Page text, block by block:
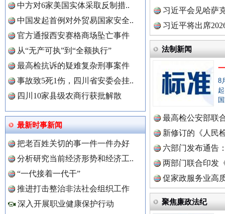
中方对6家美国实体采取反制措..
中国发起首例对外贸易国家安全..
官方通报西安赛格商场坠亡事件
从“无产可执”到“全额执行”
最高检抗诉的疑难复杂刑事案件
事故致5死1伤，四川省安委会挂..
四川10家县级农商行获批解散
最新时事新闻
把老百姓关切的事一件一件办好
分析研究当前经济形势和经济工..
“一代接着一代干”
推进打击整治非法社会组织工作
深入开展职业健康保护行动
理高级..
习近平会见哈萨
习近平将出席
球治理..
法制新闻
8
最高检公安部联
周岁未..
新修订的《人民
布
六部门发布通告
两部门联合印发
定》
促家政服务业高
聚焦廉政法纪
中国全民新闻网.
中国公众新闻网.
中国公民新闻网.
三年瞒报超千万 隐匿收入偷税被查处..